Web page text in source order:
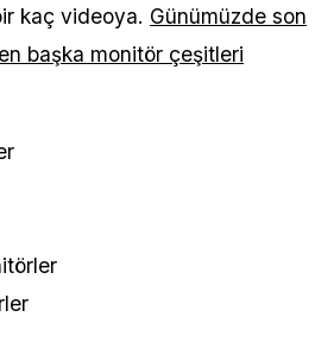
kaç videoya. Günümüzde son
başka monitör çeşitleri